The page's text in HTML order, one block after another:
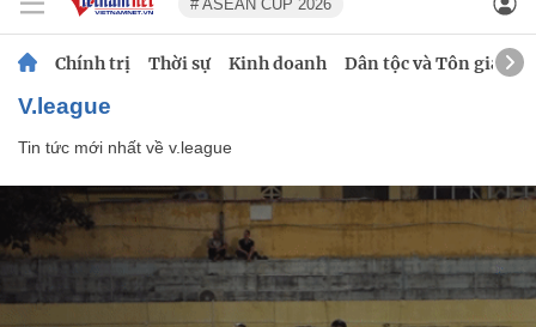
# ASEAN CUP 2026
Chính trị Thời sự Kinh doanh Dân tộc và Tôn giáo
v.league
Tin tức mới nhất về v.league